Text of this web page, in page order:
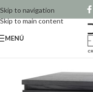
Skip to navigation
Skip to main content
MENÚ